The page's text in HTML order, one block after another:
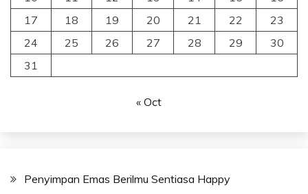
17
18 19 20 21 22
23
24
25 26 27 28 29
30
31
« Oct
Penyimpan Emas Berilmu Sentiasa Happy